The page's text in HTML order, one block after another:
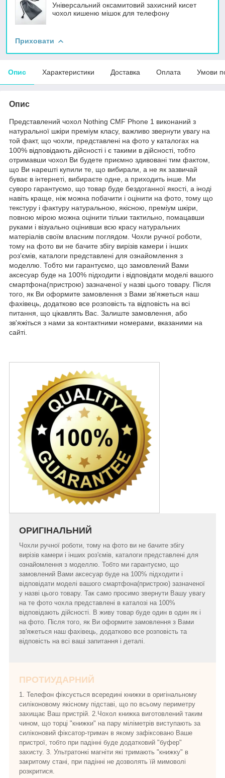
Універсальний оксамитовий захисний кисет
чохол кишеню мішок для телефону
Приховати
Опис Характеристики Доставка Оплата Умови
Опис
Представлений чохол Nothing CMF Phone 1 виконаний з
натуральної шкіри преміум класу, важливо звернути увагу на
той факт, що чохли, представлені на фото у каталогах на
100% відповідають дійсності і є такими в дійсності, тобто
отримавши чохол Ви будете приємно здивовані тим фактом,
що Ви нарешті купили те, що вибирали, а не як зазвичай
буває в інтернеті, вибираєте одне, а приходить інше. Ми
суворо гарантуємо, що товар буде бездоганної якості, а іноді
навіть краще, ніж можна побачити і оцінити на фото, тому що
текстуру і фактуру натуральною, якісною, преміум шкіри,
повною мірою можна оцінити тільки тактильно, помацавши
руками і візуально оцінивши всю красу натуральних
матеріалів своїм власним поглядом. Чохли ручної роботи,
тому на фото ви не бачите збігу вирізів камери і інших
роз'ємів, каталоги представлені для ознайомлення з
моделлю. Тобто ми гарантуємо, що замовлений Вами
аксесуар буде на 100% підходити і відповідати моделі вашого
смартфона(пристрою) зазначеної у назві цього товару. Після
того, як Ви оформите замовлення з Вами зв'яжеться наш
фахівець, додатково все розповість та відповість на всі
питання, що цікавлять Вас. Залиште замовлення, або
зв'яжіться з нами за контактними номерами, вказаними на
сайті.
ОРИГІНАЛЬНИЙ
Чохли ручної роботи, тому на фото ви не бачите збігу
вирізів камери і інших роз'ємів, каталоги представлені для
ознайомлення з моделлю. Тобто ми гарантуємо, що
замовлений Вами аксесуар буде на 100% підходити і
відповідати моделі вашого смартфона(пристрою) зазначеної
у назві цього товару. Так само просимо звернути Вашу увагу
на те фото чохла представлені в каталозі на 100%
відповідають дійсності. В живу товар буде один в один як і
на фото. Після того, як Ви оформите замовлення з Вами
зв'яжеться наш фахівець, додатково все розповість та
відповість на всі ваші запитання і деталі.
ПРОТИУДАРНИЙ
1. Телефон фіксується всередині книжки в оригінальному
силіконовому якісному підставі, що по всьому периметру
захищає Ваш пристрій. 2.Чохол книжка виготовлений таким
чином, що торці "книжки" на пару міліметрів виступають за
силіконовий фіксатор-тримач в якому зафіксовано Ваше
пристрої, тобто при падінні буде додатковий "буфер"
захисту. 3. Ультратонкі магніти які тримають "книжку" в
закритому стані, при падінні не дозволять їй мимоволі
розкритися.